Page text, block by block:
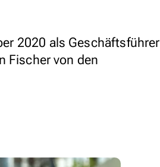
2020 als Geschäftsführer
Fischer von den